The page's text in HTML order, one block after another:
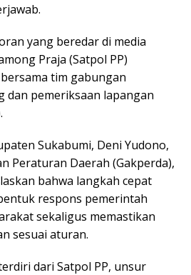
yang beredar di media
Praja (Satpol PP)
tim gabungan
dan pemeriksaan lapangan
Sukabumi, Deni Yudono,
Peraturan Daerah (Gakperda),
bahwa langkah cepat
respons pemerintah
sekaligus memastikan
sesuai aturan.
dari Satpol PP, unsur